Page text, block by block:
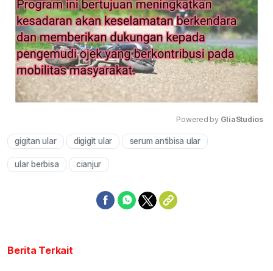
Powered by GliaStudios
gigitan ular digigit ular serum antibisa ular
ular berbisa cianjur
Berita Terkait